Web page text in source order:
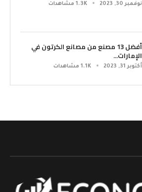
نوفمبر 30, 2023 1.3K مشاهدات
أفضل 13 مصنع من مصانع الكرتون في
الإمارات...
أكتوبر 31, 2023 1.1K مشاهدات